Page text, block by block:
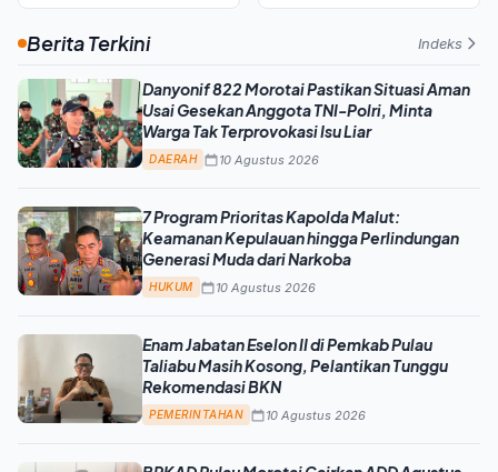
Berita Terkini Indeks
Danyonif 822 Morotai Pastikan Situasi Aman
Usai Gesekan Anggota TNI-Polri, Minta
Warga Tak Terprovokasi Isu Liar
DAERAH 10 Agustus 2026
7 Program Prioritas Kapolda Malut:
Keamanan Kepulauan hingga Perlindungan
Generasi Muda dari Narkoba
HUKUM 10 Agustus 2026
Enam Jabatan Eselon II di Pemkab Pulau
Taliabu Masih Kosong, Pelantikan Tunggu
Rekomendasi BKN
PEMERINTAHAN 10 Agustus 2026